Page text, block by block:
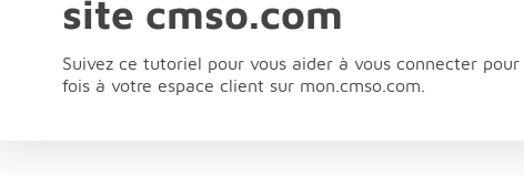
site cmso.com
Suivez ce tutoriel pour vous aider à vous connecter pour
fois à votre espace client sur mon.cmso.com.